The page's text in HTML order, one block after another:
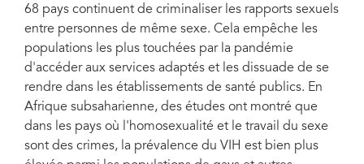
68 pays continuent de criminaliser les rapports sexuels
entre personnes de même sexe. Cela empêche les
populations les plus touchées par la pandémie
d'accéder aux services adaptés et les dissuade de se
rendre dans les établissements de santé publics. En
Afrique subsaharienne, des études ont montré que
dans les pays où l'homosexualité et le travail du sexe
sont des crimes, la prévalence du VIH est bien plus